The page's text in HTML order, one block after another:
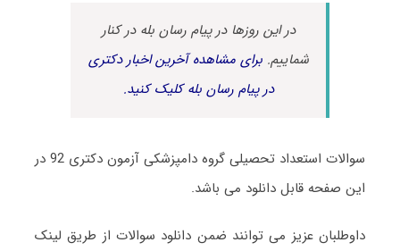
در این روزها در پیام رسان بله در کنار
شماییم.برای مشاهده آخرین اخبار دکتری
در پیام رسان بله کلیک کنید.
سوالات استعداد تحصیلی گروه دامپزشکی آزمون دکتری 92 در
این صفحه قابل دانلود می باشد.
داوطلبان عزیز می توانند ضمن دانلود سوالات از طریق لینک